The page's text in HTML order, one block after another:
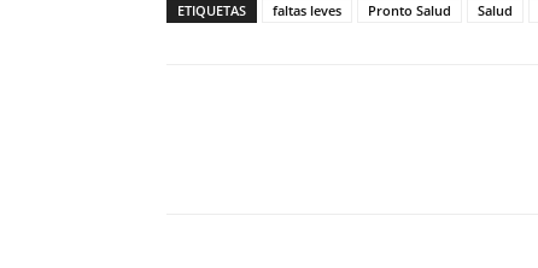
ETIQUETAS faltas leves Pronto Salud Salud